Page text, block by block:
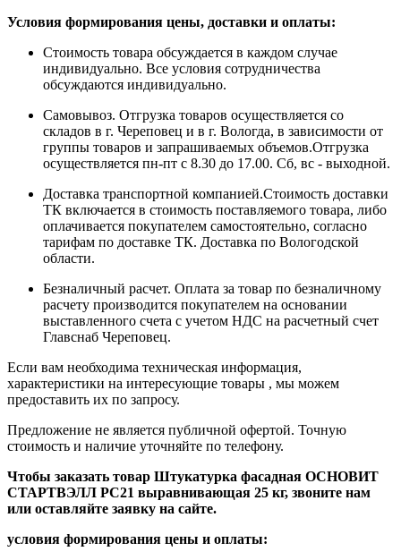
Условия формирования цены, доставки и оплаты:
Стоимость товара обсуждается в каждом случае
индивидуально. Все условия сотрудничества
обсуждаются индивидуально.
Самовывоз. Отгрузка товаров осуществляется со
складов в г. Череповец и в г. Вологда, в зависимости от
группы товаров и запрашиваемых объемов.Отгрузка
осуществляется пн-пт с 8.30 до 17.00. Сб, вс - выходной.
Доставка транспортной компанией.Стоимость доставки
ТК включается в стоимость поставляемого товара, либо
оплачивается покупателем самостоятельно, согласно
тарифам по доставке ТК. Доставка по Вологодской
области.
Безналичный расчет. Оплата за товар по безналичному
расчету производится покупателем на основании
выставленного счета с учетом НДС на расчетный счет
Главснаб Череповец.
Если вам необходима техническая информация,
характеристики на интересующие товары , мы можем
предоставить их по запросу.
Предложение не является публичной офертой. Точную
стоимость и наличие уточняйте по телефону.
Чтобы заказать товар Штукатурка фасадная ОСНОВИТ
СТАРТВЭЛЛ PC21 выравнивающая 25 кг, звоните нам
или оставляйте заявку на сайте.
условия формирования цены и оплаты: